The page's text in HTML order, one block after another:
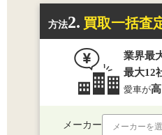
方法2. 買取一括査
業界最
最大12
愛車が
メーカー